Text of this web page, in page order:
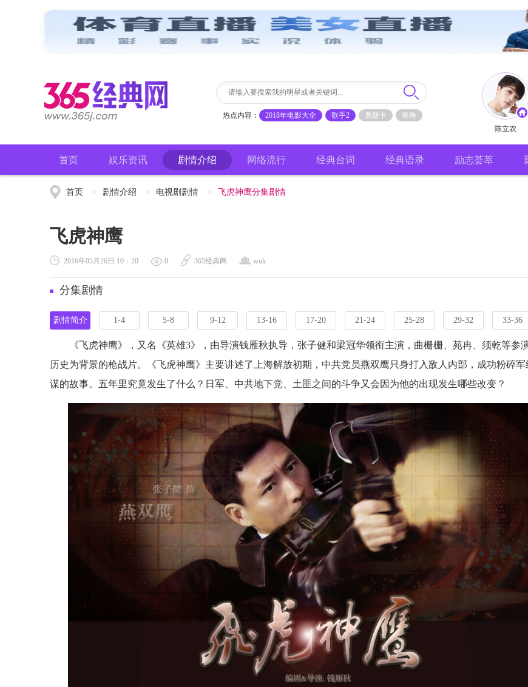
热点内容： 2018年电影大全 歌手2 奥斯卡
春晚
陈立农
首页 娱乐资讯 剧情介绍 网络流行 经典台词 经典语录 励志荟萃
首页 > 剧情介绍 > 电视剧剧情 > 飞虎神鹰分集剧情
飞虎神鹰
2016年05月26日 10：20 0 365经典网 wuk
分集剧情
剧情简介 1-4 5-8 9-12 13-16 17-20 21-24 25-28 29-32 33-36
《飞虎神鹰》，又名《英雄3》，由导演钱雁秋执导，张子健和梁冠华领衔主演，曲栅栅、苑冉、须乾等参
历史为背景的枪战片。《飞虎神鹰》主要讲述了上海解放初期，中共党员燕双鹰只身打入敌人内部，成功粉碎军
谋的故事。五年里究竟发生了什么？日军、中共地下党、土匪之间的斗争又会因为他的出现发生哪些改变？